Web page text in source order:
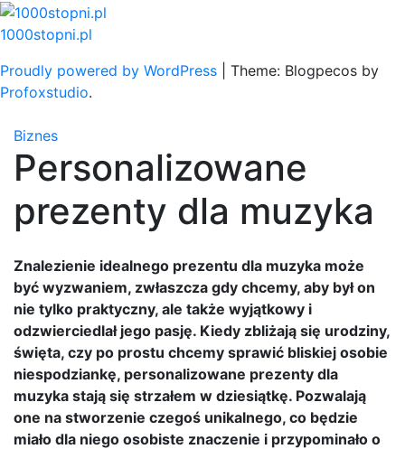
Skip
to
1000stopni.pl
Proudly powered by WordPress
Theme: Blogpecos by
Profoxstudio.
Biznes
Personalizowane
prezenty dla muzyka
Znalezienie idealnego prezentu dla muzyka może
być wyzwaniem, zwłaszcza gdy chcemy, aby był on
nie tylko praktyczny, ale także wyjątkowy i
odzwierciedlał jego pasję. Kiedy zbliżają się urodziny,
święta, czy po prostu chcemy sprawić bliskiej osobie
niespodziankę, personalizowane prezenty dla
muzyka stają się strzałem w dziesiątkę. Pozwalają
one na stworzenie czegoś unikalnego, co będzie
miało dla niego osobiste znaczenie i przypominało o